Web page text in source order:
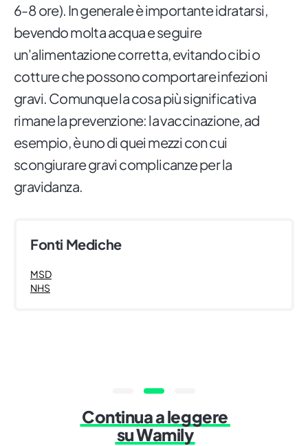
6-8 ore). In generale è importante idratarsi,
bevendo molta acqua e seguire
un'alimentazione corretta, evitando cibi o
cotture che possono comportare infezioni
gravi. Comunque la cosa più significativa
rimane la prevenzione: la vaccinazione, ad
esempio, è uno di quei mezzi con cui
scongiurare gravi complicanze per la
gravidanza.
Fonti Mediche
MSD
NHS
Continua a leggere
su Wamily